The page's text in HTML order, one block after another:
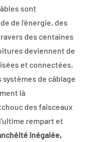
sont
de l'énergie, des
des centaines
deviennent de
et connectées,
de câblage
là
des faisceaux
rempart et
inégalée,